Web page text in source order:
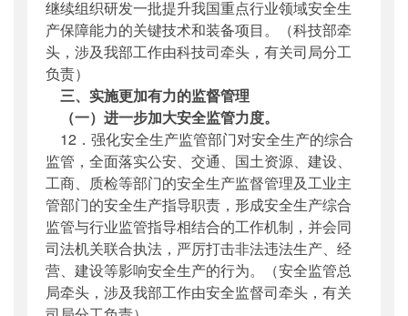
继续组织研发一批提升我国重点行业领域安全生
产保障能力的关键技术和装备项目。（科技部牵
头，涉及我部工作由科技司牵头，有关司局分工
负责）
三、实施更加有力的监督管理
（一）进一步加大安全监管力度。
12．强化安全生产监管部门对安全生产的综合
监管，全面落实公安、交通、国土资源、建设、
工商、质检等部门的安全生产监督管理及工业主
管部门的安全生产指导职责，形成安全生产综合
监管与行业监管指导相结合的工作机制，并会同
司法机关联合执法，严厉打击非法违法生产、经
营、建设等影响安全生产的行为。（安全监管总
局牵头，涉及我部工作由安全监督司牵头，有关